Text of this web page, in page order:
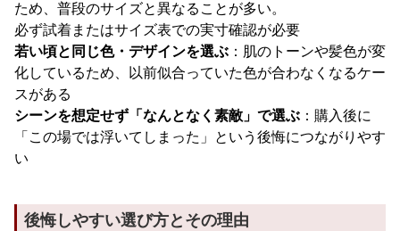
ため、普段のサイズと異なることが多い。
必ず試着またはサイズ表での実寸確認が必要
若い頃と同じ色・デザインを選ぶ ：肌のトーンや髪色が変
化しているため、以前似合っていた色が合わなくなるケー
スがある
シーンを想定せず「なんとなく素敵」で選ぶ ：購入後に
「この場では浮いてしまった」という後悔につながりやす
い
後悔しやすい選び方とその理由